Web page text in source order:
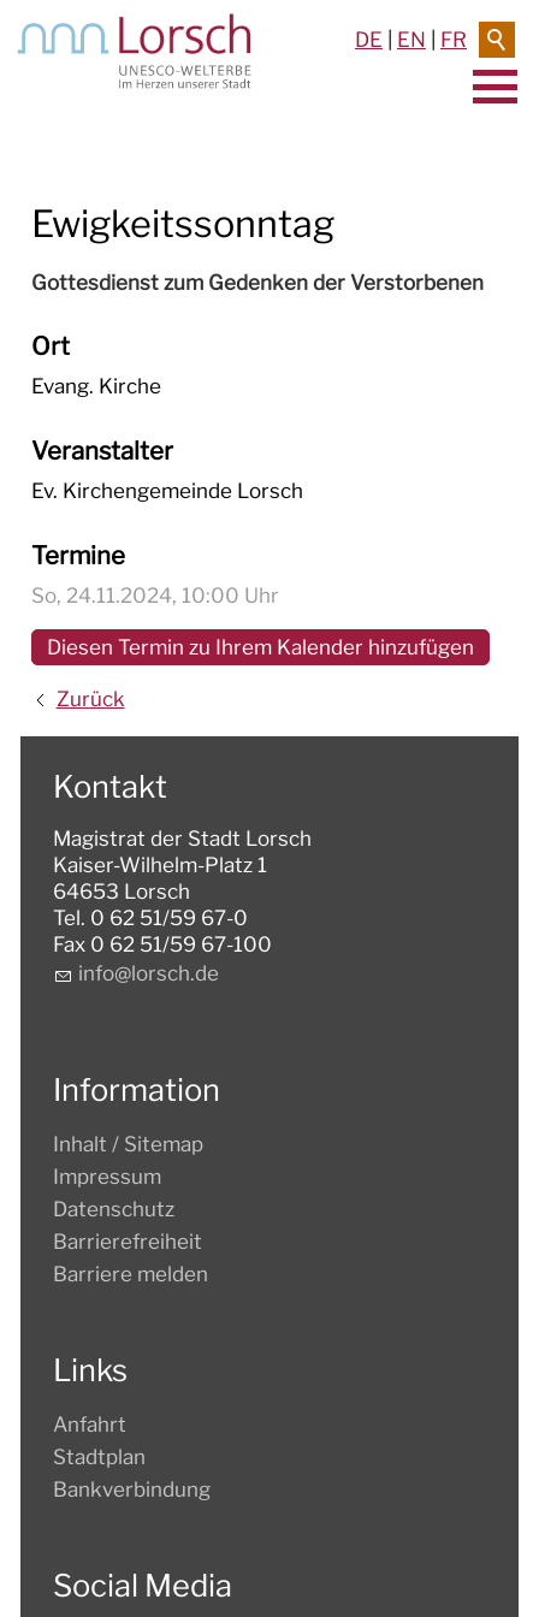
DE EN FR
RATHAUS & SERVICE
BAUEN & UMWELT
LEBEN IN LORSCH
KULTUR
TOURISMUS
Ewigkeitssonntag
Gottesdienst zum Gedenken der Verstorbenen
Ort
Evang. Kirche
Veranstalter
Ev. Kirchengemeinde Lorsch
Termine
So, 24.11.2024, 10:00 Uhr
Diesen Termin zu Ihrem Kalender hinzufügen
Zurück
Kontakt
Magistrat der Stadt Lorsch
Kaiser-Wilhelm-Platz 1
64653 Lorsch
Tel. 0 62 51/59 67-0
Fax 0 62 51/59 67-100
nf
l rsch d
Information
Inhalt / Sitemap
Impressum
Datenschutz
Barrierefreiheit
Barriere melden
Links
Anfahrt
Stadtplan
Bankverbindung
Social Media